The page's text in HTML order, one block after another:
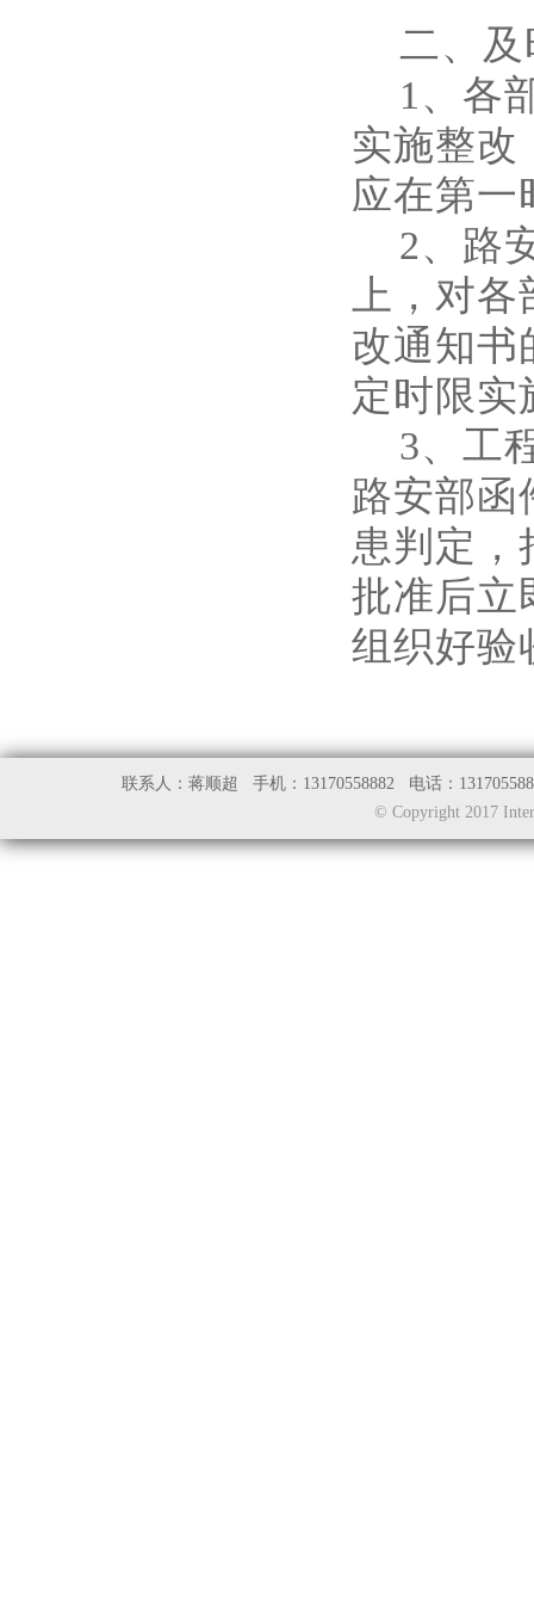
二、及
1、各
实施整改
应在第一
2、路
上，对
改通知书
定时限
3、工
路安部函
患判定，
批准后立
组织好验
联系人：蒋顺超 手机：13170558882 电话：
© Copyright 2017